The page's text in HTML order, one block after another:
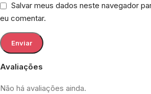
Avaliações
Não há avaliações ainda.
Salvar meus dados neste navegador
eu comentar.